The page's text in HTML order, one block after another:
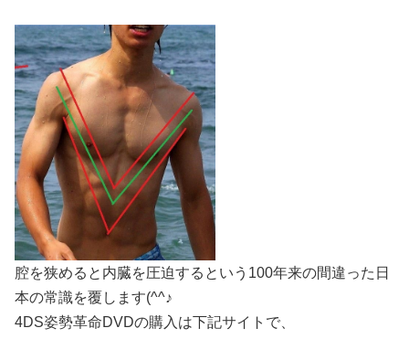
腔を狭めると内臓を圧迫するという100年来の間違った日
本の常識を覆します(^^♪
4DS姿勢革命DVDの購入は下記サイトで、